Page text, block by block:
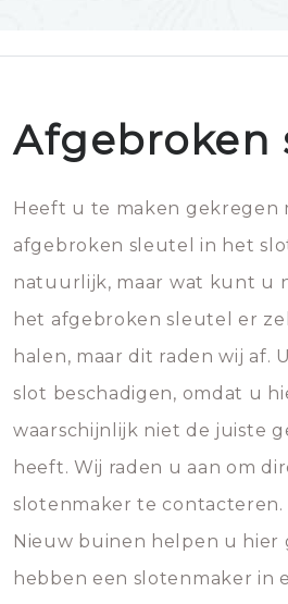
Afgebroken
Heeft u te maken gekregen
afgebroken sleutel in het
natuurlijk, maar wat kunt u
het afgebroken sleutel er
halen, maar dit raden wij af.
slot beschadigen, omdat u
waarschijnlijk niet de juiste
heeft. Wij raden u aan om
slotenmaker te contacteren.
Nieuw buinen helpen u hier
hebben een slotenmaker in